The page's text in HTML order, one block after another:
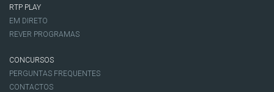
RTP PLAY
EM DIRETO
REVER PROGRAMAS
CONCURSOS
PERGUNTAS FREQUENTES
CONTACTOS